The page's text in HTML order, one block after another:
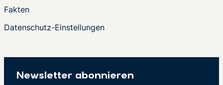
Fakten
Datenschutz-Einstellungen
Newsletter abonnieren